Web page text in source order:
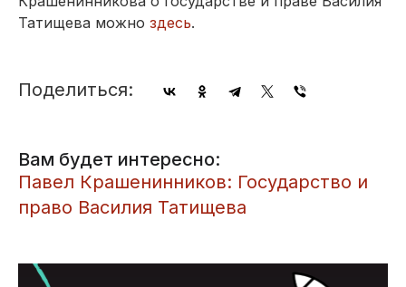
Татищева можно здесь.
Поделиться:
Вам будет интересно:
Павел Крашенинников: Государство и
право Василия Татищева